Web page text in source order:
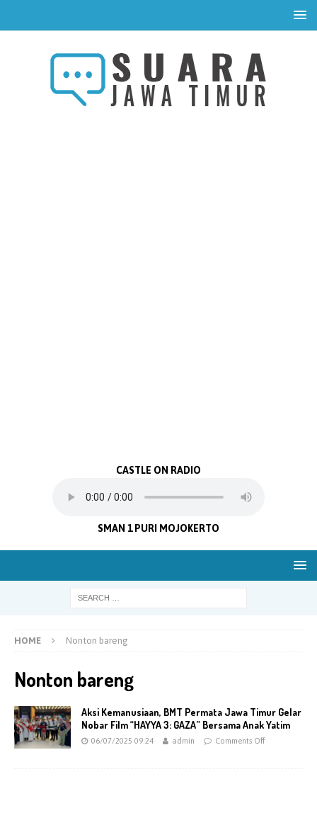
CASTLE ON RADIO
SMAN 1 PURI MOJOKERTO
HOME Nonton bareng
Nonton bareng
Aksi Kemanusiaan, BMT Permata Jawa Timur Gelar
Nobar Film “HAYYA 3: GAZA” Bersama Anak Yatim
06/07/2025 09:24 admin Comments Off